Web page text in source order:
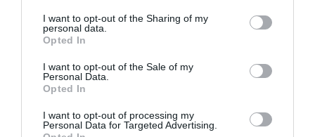
not limited to your visit or usage behaviour. You may click to
grant or deny consent to Google and its third-party tags to
use your data for below specified purposes in below Google
consent section.
I want to opt-out of the Sharing of my
personal data.
Opted In
I want to opt-out of the Sale of my
Personal Data.
Opted In
I want to opt-out of processing my
Personal Data for Targeted Advertising.